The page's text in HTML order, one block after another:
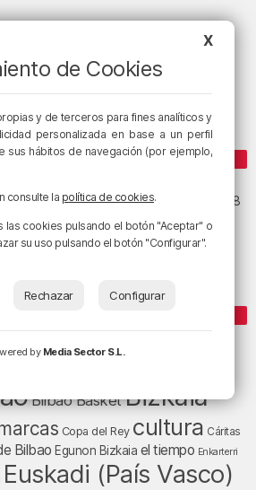
RECIENTES
cerrará el día del eclipse
un accidente entre tres vehículos en la A8
vida de una mujer en la ría de Bilbao
cielo muy nuboso
el «Día de las Personas Mayores»
Club de Bilbao
Bilbao BasketBizkaia
Copa del Rey cultura Cáritas
Bilbao Egunon Bizkaia el tiempo Enkarterri
Euskadi (País Vasco)
X
de Cookies
y de terceros para fines analíticos y
personalizada en base a un perfil
sus hábitos de navegación (por ejemplo,
consulte la política de cookies.
las cookies pulsando el botón "Aceptar" o
su uso pulsando el botón "Configurar".
Rechazar Configurar
by Media Sector S.L.